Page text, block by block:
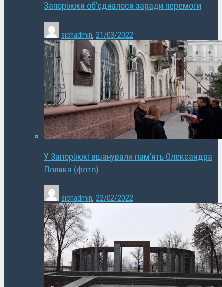
Запоріжжя об’єдналося заради перемоги
sichadmin, 21/03/2022
У Запоріжжі вшанували пам’ять Олександра
Поляка (фото)
sichadmin, 22/02/2022